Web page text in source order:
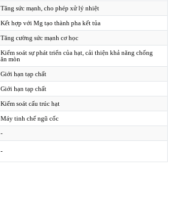
Tăng sức mạnh, cho phép xử lý nhiệt
Kết hợp với Mg tạo thành pha kết tủa
Tăng cường sức mạnh cơ học
Kiểm soát sự phát triển của hạt, cải thiện khả năng chống
ăn mòn
Giới hạn tạp chất
Giới hạn tạp chất
Kiểm soát cấu trúc hạt
Máy tinh chế ngũ cốc
-
-